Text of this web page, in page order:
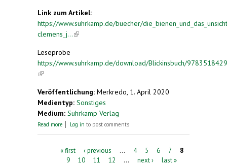
Link zum Artikel:
https://www.suhrkamp.de/buecher/
clemens_j...(link is external)
Leseprobe
https://www.suhrkamp.de/download/Blickinsbuch/
(link is external)
Veröffentlichung: Merkredo, 1. April 2020
Medientyp: Sonstiges
Medium: Suhrkamp Verlag
Read more about Die Bienen und das Unsichtbare
Log in to post comments
Pages« first ‹ previous … 4 5 6 7
8
9
10 11 12 … next › last »